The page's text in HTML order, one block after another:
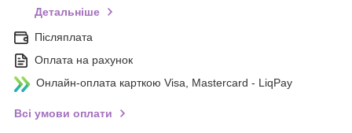
Детальніше
Післяплата
Оплата на рахунок
Онлайн-оплата карткою Visa, Mastercard - LiqPay
Всі умови оплати